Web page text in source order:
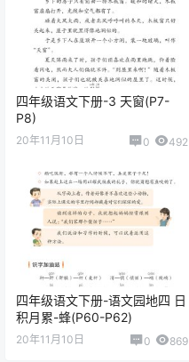
四年级语文下册-3 天窗(P7-
P8)
20年11月10日 0 492
四年级语文下册-语文园地四 日
积月累-蜂(P60-P62)
20年11月10日 0 869